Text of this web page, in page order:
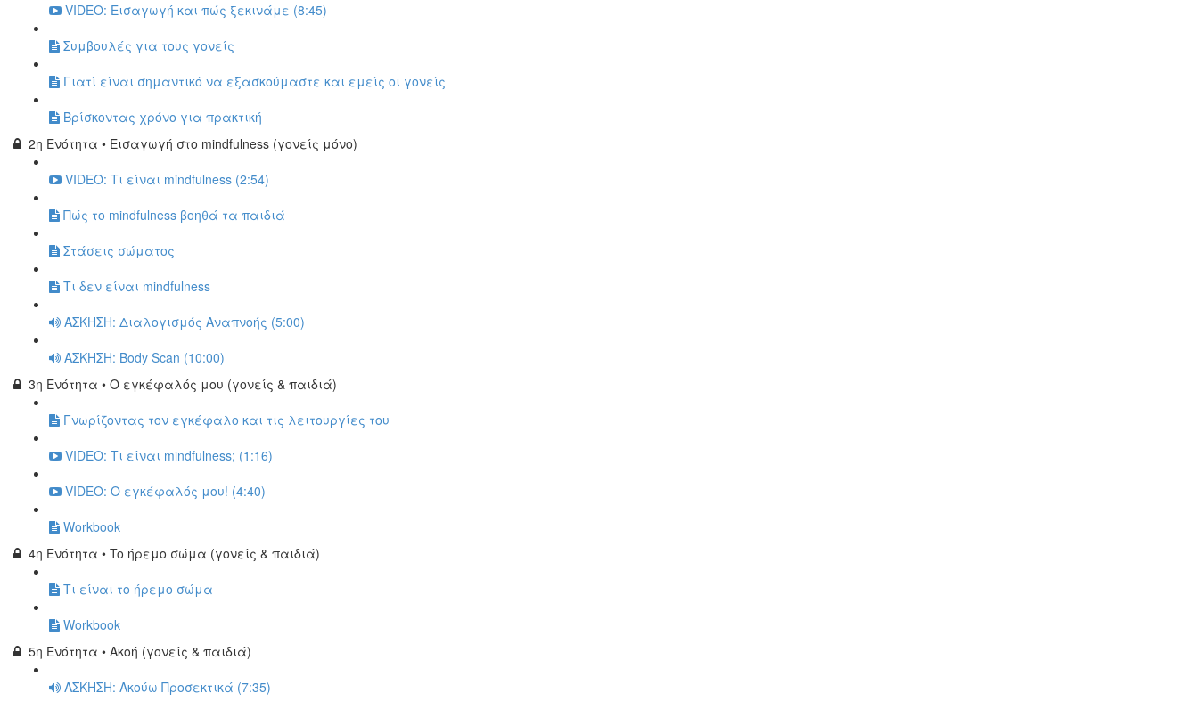
VIDEO: Εισαγωγή και πώς ξεκινάμε (8:45)
Συμβουλές για τους γονείς
Γιατί είναι σημαντικό να εξασκούμαστε και εμείς οι γονείς
Βρίσκοντας χρόνο για πρακτική
2η Ενότητα • Εισαγωγή στο mindfulness (γονείς μόνο)
VIDEO: Τι είναι mindfulness (2:54)
Πώς το mindfulness βοηθά τα παιδιά
Στάσεις σώματος
Τι δεν είναι mindfulness
ΑΣΚΗΣΗ: Διαλογισμός Αναπνοής (5:00)
ΑΣΚΗΣΗ: Body Scan (10:00)
3η Ενότητα • Ο εγκέφαλός μου (γονείς & παιδιά)
Γνωρίζοντας τον εγκέφαλο και τις λειτουργίες του
VIDEO: Τι είναι mindfulness; (1:16)
VIDEO: Ο εγκέφαλός μου! (4:40)
Workbook
4η Ενότητα • To ήρεμο σώμα (γονείς & παιδιά)
Τι είναι το ήρεμο σώμα
Workbook
5η Ενότητα • Ακοή (γονείς & παιδιά)
ΑΣΚΗΣΗ: Ακoύω Προσεκτικά (7:35)